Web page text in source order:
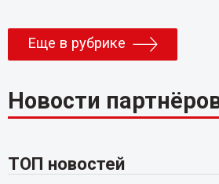
Еще в рубрике
Новости
ТОП новостей